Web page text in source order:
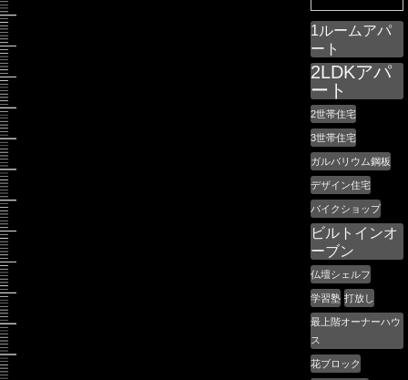
1ルームアパ
ート
2LDKアパ
ート
2世帯住宅
3世帯住宅
ガルバリウム鋼板
デザイン住宅
バイクショップ
ビルトインオ
ーブン
仏壇シェルフ
学習塾 打放し
最上階オーナーハウ
ス
花ブロック